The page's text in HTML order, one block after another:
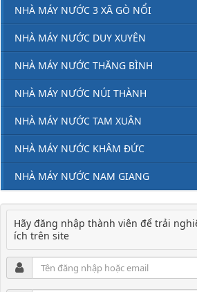
NHÀ MÁY NƯỚC 3 XÃ GÒ NỔI
NHÀ MÁY NƯỚC DUY XUYÊN
NHÀ MÁY NƯỚC THĂNG BÌNH
NHÀ MÁY NƯỚC NÚI THÀNH
NHÀ MÁY NƯỚC TAM XUÂN
NHÀ MÁY NƯỚC KHÂM ĐỨC
NHÀ MÁY NƯỚC NAM GIANG
Hãy đăng nhập thành viên để trải
ích trên site